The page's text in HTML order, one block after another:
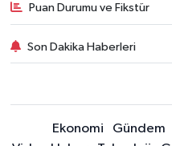
Puan Durumu ve Fikstür
Son Dakika Haberleri
Ekonomi Gündem